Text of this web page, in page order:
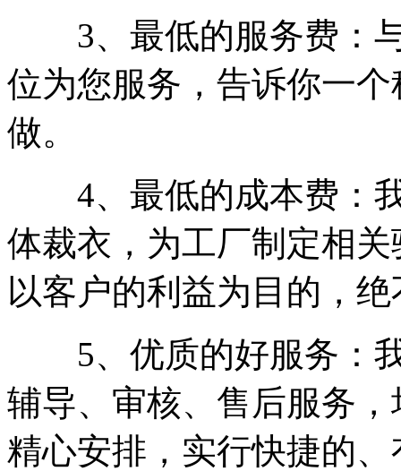
3、最低的服务费：与
位为您服务，告诉你一
做。
4、最低的成本费：我
体裁衣，为工厂制定相
以客户的利益为目的，
5、优质的好服务：我
辅导、审核、售后服务
精心安排，实行快捷的